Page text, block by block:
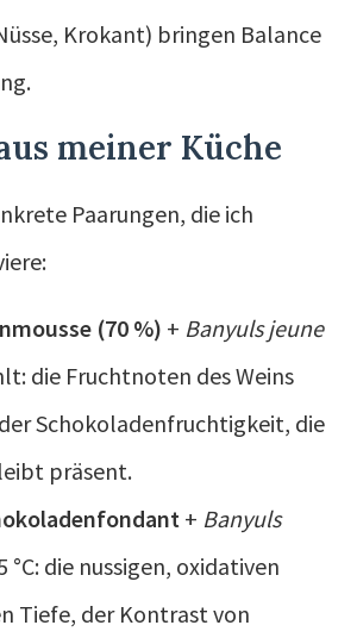
Krokant) bringen Balance
meiner Küche
Paarungen, die ich
(70 %) + Banyuls jeune
die Fruchtnoten des Weins
Schokoladenfruchtigkeit, die
präsent.
+ Banyuls
°C: die nussigen, oxidativen
Tiefe, der Kontrast von